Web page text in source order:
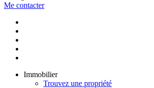
Me contacter
Immobilier
Trouvez une propriété